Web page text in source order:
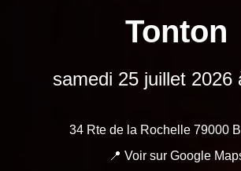
Tonton
samedi 25 juillet 2026
34 Rte de la Rochelle 79000
📍 Voir sur Google